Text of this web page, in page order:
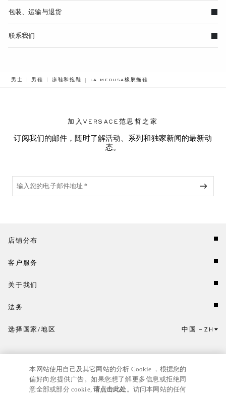
包装、运输与退货
联系我们
男士 男鞋 凉鞋和拖鞋 BREADCRUMB.ADA.LABEL.CURRENT
LA MEDUSA橡胶拖鞋
加入VERSACE范思哲之家
订阅我们的邮件，随时了解活动、系列和独家新闻的最新动
态。
店铺分布
客户服务
关于我们
法务
点击此处选择国家/地区和语言。
选择国家/地区 中国 ZH
本网站使用自己及其它网站的分析 Cookie ，根据您的
偏好向您提供广告。如果您想了解更多信息或拒绝同
意全部或部分 cookie,请点击此处。访问本网站的任何